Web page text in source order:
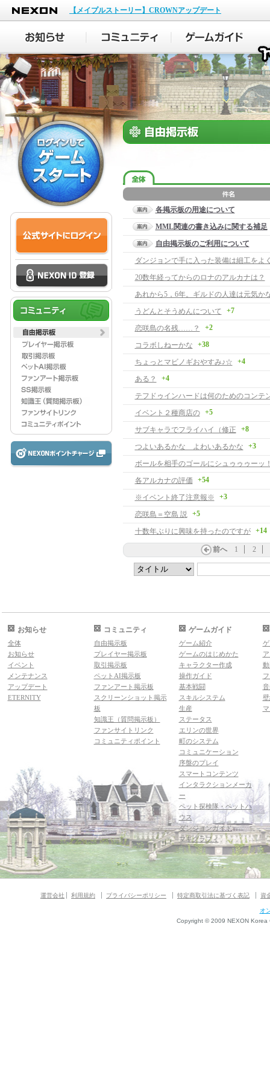
NEXON
【メイプルストーリー】CROWNアップデート
各掲示板の用途について
MML関連の書き込みに関する補足
自由掲示板のご利用について
ダンジョンで手に入った装備は細工をよ
20数年経ってからのロナのアルカナは？
あれから5，6年。ギルドの人達は元気か
うどんとそうめんについて
+7
恋咲島の名残……？ +2
コラボしねーかな +38
ちょっとマビノギおやすみ♪☆ +4
ある？ +4
テフドゥインハードは何のためのコンテ
イベント２種商店の
+5
サブキャラでフライハイ（修正 +8
つよいあるかな よわいあるかな +3
ボールを相手のゴールにシュゥゥゥーッ
各アルカナの評価
+54
※イベント終了注意報※ +3
恋咲島＝空島 説 +5
十数年ぶりに興味を持ったのですが +14
前へ 1 2
お知らせ
全体
お知らせ
イベント
メンテナンス
アップデート
ETERNITY
コミュニティ
自由掲示板
プレイヤー掲示板
取引掲示板
ペットAI掲示板
ファンアート掲示板
スクリーンショット掲示
板
知識王（質問掲示板）
ファンサイトリンク
コミュニティポイント
ゲームガイド
ゲーム紹介
ゲームのはじめかた
キャラクター作成
操作ガイド
基本戦闘
スキルシステム
生産
ステータス
エリンの世界
町のシステム
コミュニケーション
序盤のプレイ
スマートコンテンツ
インタラクションメーカ
ー
ペット探検隊・ペットハ
ウス
ダンジョンガイド
マギグラフィ
運営会社 利用規約 プライバシーポリシー 特定商取引法に基づく表記 資
オ
Copyright © 2009 NEXON Korea